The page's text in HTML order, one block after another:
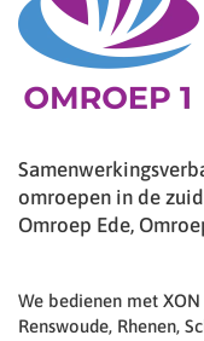
omroepen in de
Omroep Ede,
We bedienen met XON
Renswoude, Rhenen,